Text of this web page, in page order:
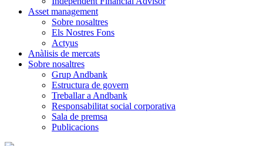
Asset management
Sobre nosaltres
Els Nostres Fons
Actyus
Anàlisis de mercats
Sobre nosaltres
Grup Andbank
Estructura de govern
Treballar a Andbank
Responsabilitat social corporativa
Sala de premsa
Publicacions